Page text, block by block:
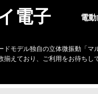
電子 電動
モデル独自の立体微振動「
えており、ご利用をお待ちし